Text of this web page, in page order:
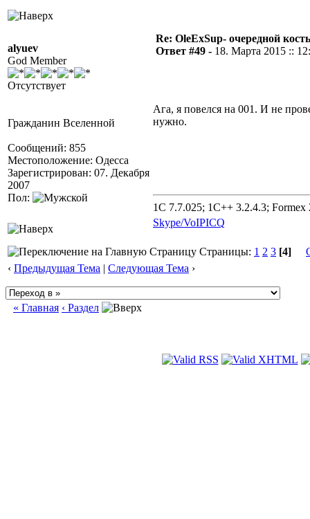
alyuev
God Member
Отсутствует
Гражданин Вселенной
Сообщений: 855
Местоположение: Одесса
Зарегистрирован: 07. Декабря
2007
Пол:
Re: OleExSup- очередной
Ответ #49 - 18. Марта 2015 ::
Ага, я повелся на 001. И не
нужно.
1C 7.7.025; 1C++ 3.2.4.3; Formex
Skype/VoIPICQ
Страницы: 1 2 3 [4]
‹ Предыдущая Тема | Следующая Тема ›
« Главная ‹ Раздел